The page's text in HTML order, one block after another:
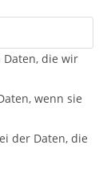
Daten, die wir
wenn sie
der Daten, die